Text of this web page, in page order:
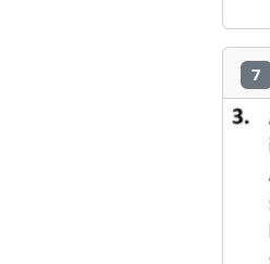
7